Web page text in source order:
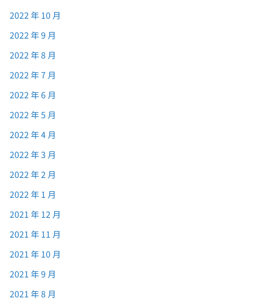
2022 年 10 月
2022 年 9 月
2022 年 8 月
2022 年 7 月
2022 年 6 月
2022 年 5 月
2022 年 4 月
2022 年 3 月
2022 年 2 月
2022 年 1 月
2021 年 12 月
2021 年 11 月
2021 年 10 月
2021 年 9 月
2021 年 8 月